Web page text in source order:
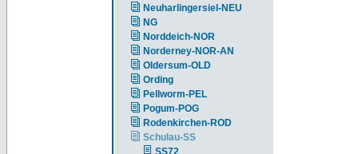
Neuharlingersiel-NEU
NG
Norddeich-NOR
Norderney-NOR-AN
Oldersum-OLD
Ording
Pellworm-PEL
Pogum-POG
Rodenkirchen-ROD
Schulau-SS
SS72